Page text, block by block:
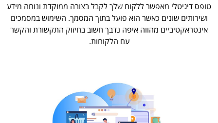
טופס דיגיטלי מאפשר ללקוח שלך לקבל בצורה ממוקדת ונוחה מידע
ושירותים שונים כאשר הוא פועל בתוך המסמך. השימוש במסמכים
אינטראקטיביים מהווה איפה נדבך חשוב בחיזוק התקשורת והקשר
עם הלקוחות.